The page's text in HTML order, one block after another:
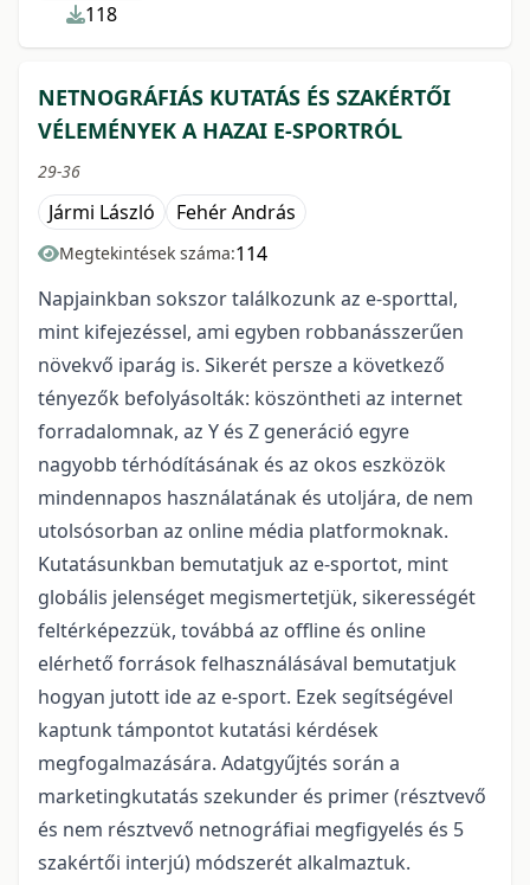
118
NETNOGRÁFIÁS KUTATÁS ÉS SZAKÉRTŐI
VÉLEMÉNYEK A HAZAI E-SPORTRÓL
29-36
Jármi László Fehér András
Megtekintések száma:114
Napjainkban sokszor találkozunk az e-sporttal,
mint kifejezéssel, ami egyben robbanásszerűen
növekvő iparág is. Sikerét persze a következő
tényezők befolyásolták: köszöntheti az internet
forradalomnak, az Y és Z generáció egyre
nagyobb térhódításának és az okos eszközök
mindennapos használatának és utoljára, de nem
utolsósorban az online média platformoknak.
Kutatásunkban bemutatjuk az e-sportot, mint
globális jelenséget megismertetjük, sikerességét
feltérképezzük, továbbá az offline és online
elérhető források felhasználásával bemutatjuk
hogyan jutott ide az e-sport. Ezek segítségével
kaptunk támpontot kutatási kérdések
megfogalmazására. Adatgyűjtés során a
marketingkutatás szekunder és primer (résztvevő
és nem résztvevő netnográfiai megfigyelés és 5
szakértői interjú) módszerét alkalmaztuk.